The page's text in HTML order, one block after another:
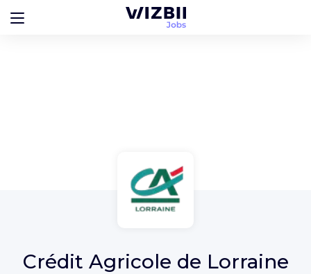
Crédit Agricole de Lorraine